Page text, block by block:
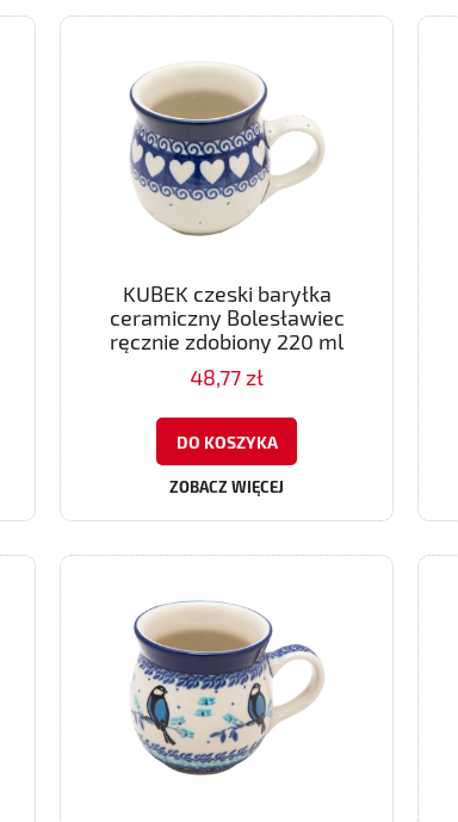
KUBEK czeski baryłka
ceramiczny Bolesławiec
ręcznie zdobiony 220 ml
48,77 zł
DO KOSZYKA
ZOBACZ WIĘCEJ